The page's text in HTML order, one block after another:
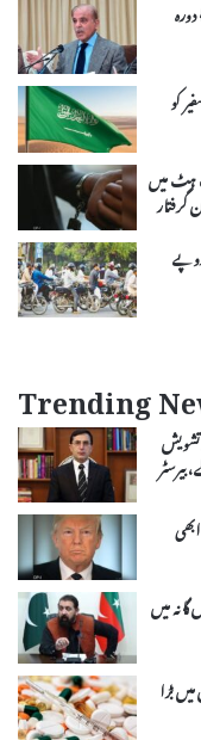
دورہ
کو
ہٹ میں
Trending
پر تشویش
نہ میں
میں بڑا